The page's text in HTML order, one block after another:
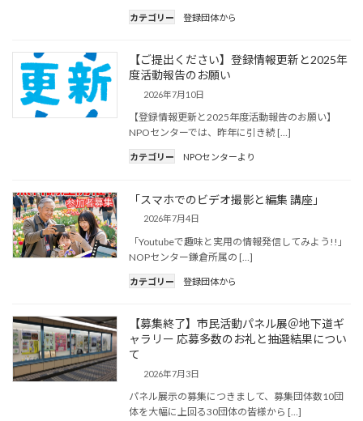
カテゴリー 登録団体から
【ご提出ください】登録情報更新と2025年
度活動報告のお願い
2026年7月10日
【登録情報更新と2025年度活動報告のお願い】
NPOセンターでは、昨年に引き続 […]
カテゴリー NPOセンターより
「スマホでのビデオ撮影と編集 講座」
2026年7月4日
「Youtubeで趣味と実用の情報発信してみよう!!」
NOPセンター鎌倉所属の […]
カテゴリー 登録団体から
【募集終了】市民活動パネル展＠地下道ギ
ャラリー 応募多数のお礼と抽選結果につい
て
2026年7月3日
パネル展示の募集につきまして、募集団体数10団
体を大幅に上回る30団体の皆様から […]